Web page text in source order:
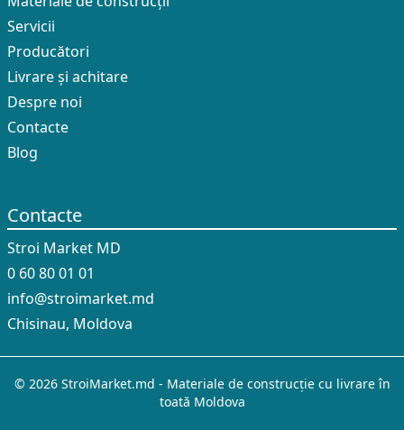
Servicii
Producători
Livrare și achitare
Despre noi
Contacte
Blog
Contacte
Stroi Market MD
0 60 80 01 01
info@stroimarket.md
Chisinau, Moldova
© 2026 StroiMarket.md - Materiale de construcție cu livrare în
toată Moldova